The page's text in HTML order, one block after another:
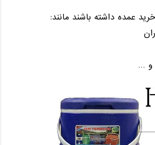
عمده داشته باشند مانند:
و …